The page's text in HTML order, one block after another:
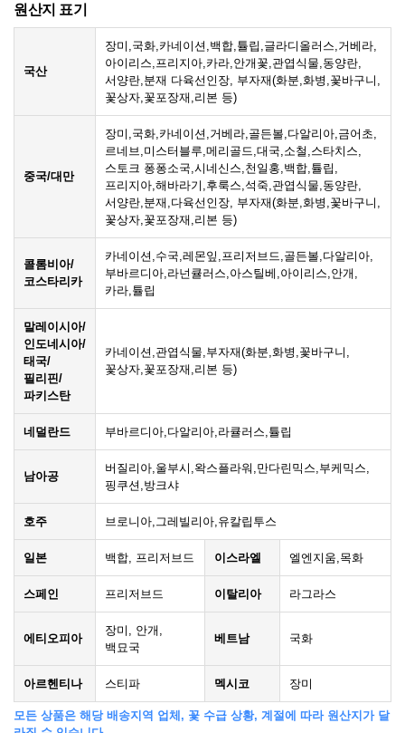
원산지 표기
국산
장미,국화,카네이션,백합,튤립,글라디올러스,거베라,
아이리스,프리지아,카라,안개꽃,관엽식물,동양란,
서양란,분재 다육선인장, 부자재(화분,화병,꽃바구니,
꽃상자,꽃포장재,리본 등)
중국/대만
장미,국화,카네이션,거베라,골든볼,다알리아,금어초,
르네브,미스터블루,메리골드,대국,소철,스타치스,
스토크 퐁퐁소국,시네신스,천일홍,백합,튤립,
프리지아,해바라기,후룩스,석죽,관엽식물,동양란,
서양란,분재,다육선인장, 부자재(화분,화병,꽃바구니,
꽃상자,꽃포장재,리본 등)
콜롬비아/
코스타리카
카네이션,수국,레몬잎,프리저브드,골든볼,다알리아,
부바르디아,라넌큘러스,아스틸베,아이리스,안개,
카라,튤립
말레이시아/
인도네시아/
태국/
필리핀/
파키스탄
카네이션,관엽식물,부자재(화분,화병,꽃바구니,
꽃상자,꽃포장재,리본 등)
네덜란드 부바르디아,다알리아,라큘러스,튤립
남아공
버질리아,울부시,왁스플라워,만다린믹스,부케믹스,
핑쿠션,방크샤
호주 브로니아,그레빌리아,유칼립투스
일본 백합, 프리저브드 이스라엘 엘엔지움,목화
스페인 프리저브드 이탈리아 라그라스
에티오피아
장미, 안개,
백묘국
베트남 국화
아르헨티나 스티파 멕시코 장미
모든 상품은 해당 배송지역 업체, 꽃 수급 상황, 계절에 따라 원산지가 달